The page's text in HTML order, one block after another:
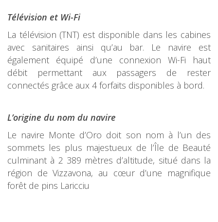
Télévision et Wi-Fi
La télévision (TNT) est disponible dans les cabines
avec sanitaires ainsi qu’au bar. Le navire est
également équipé d’une connexion Wi-Fi haut
débit permettant aux passagers de rester
connectés grâce aux 4 forfaits disponibles à bord.
L’origine du nom du navire
Le navire Monte d’Oro doit son nom à l’un des
sommets les plus majestueux de l’Île de Beauté
culminant à 2 389 mètres d’altitude, situé dans la
région de Vizzavona, au cœur d’une magnifique
forêt de pins Laricciu